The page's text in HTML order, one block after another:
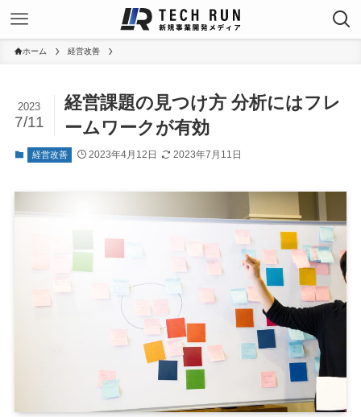
ホーム 経営改善
経営課題の見つけ方 分析にはフレ
ームワークが有効
2023
7/11
経営改善 2023年4月12日 2023年7月11日